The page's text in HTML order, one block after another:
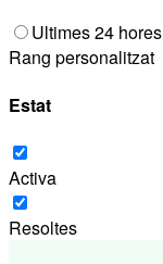
Ultimes 24 hores
Rang personalitzat
Estat
Activa
Resoltes